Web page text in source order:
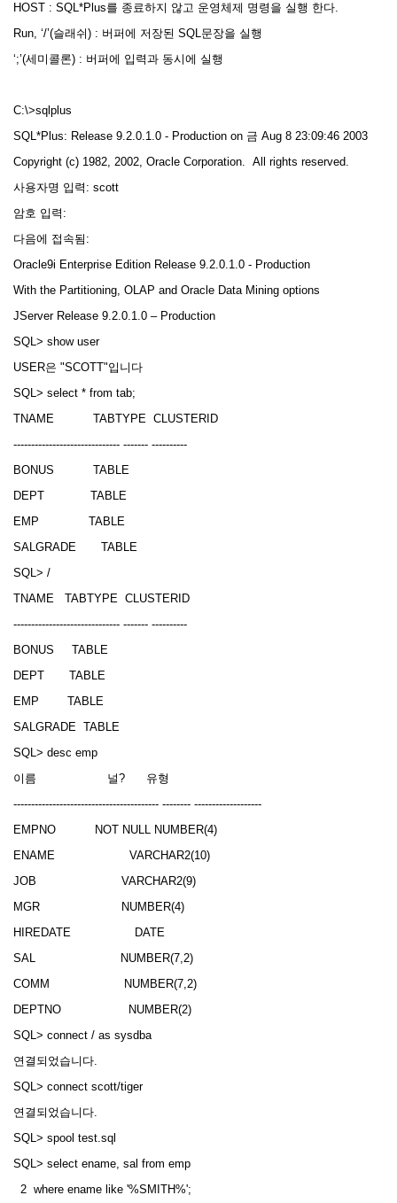
HOST : SQL*Plus를 종료하지 않고 운영체제 명령을 실행 한다.
Run, ‘/’(슬래쉬) : 버퍼에 저장된 SQL문장을 실행
‘;’(세미콜론) : 버퍼에 입력과 동시에 실행
C:\>sqlplus
SQL*Plus: Release 9.2.0.1.0 - Production on 금 Aug 8 23:09:46 2003
Copyright (c) 1982, 2002, Oracle Corporation. All rights reserved.
사용자명 입력: scott
암호 입력:
다음에 접속됨:
Oracle9i Enterprise Edition Release 9.2.0.1.0 - Production
With the Partitioning, OLAP and Oracle Data Mining options
JServer Release 9.2.0.1.0 – Production
SQL> show user
USER은 "SCOTT"입니다
SQL> select * from tab;
TNAME TABTYPE CLUSTERID
------------------------------ ------- ----------
BONUS TABLE
DEPT TABLE
EMP TABLE
SALGRADE TABLE
SQL> /
TNAME TABTYPE CLUSTERID
------------------------------ ------- ----------
BONUS TABLE
DEPT TABLE
EMP TABLE
SALGRADE TABLE
SQL> desc emp
이름 널? 유형
----------------------------------------- -------- -------------------
EMPNO NOT NULL NUMBER(4)
ENAME VARCHAR2(10)
JOB VARCHAR2(9)
MGR NUMBER(4)
HIREDATE DATE
SAL NUMBER(7,2)
COMM NUMBER(7,2)
DEPTNO NUMBER(2)
SQL> connect / as sysdba
연결되었습니다.
SQL> connect scott/tiger
연결되었습니다.
SQL> spool test.sql
SQL> select ename, sal from emp
2 where ename like '%SMITH%';